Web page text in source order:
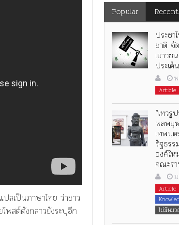
ลเป็นภาษาไทย ว่าชาว
พสต์ดังกล่าวยังระบุอีก
Popular Recent
ประชา
ชาติ จั
เยาวช
ประเด็
Article
“เทวรู
พลพยุ
เทพบุต
รัฐธร
องค์ใ
คณะร
Article
ไม่มีหม